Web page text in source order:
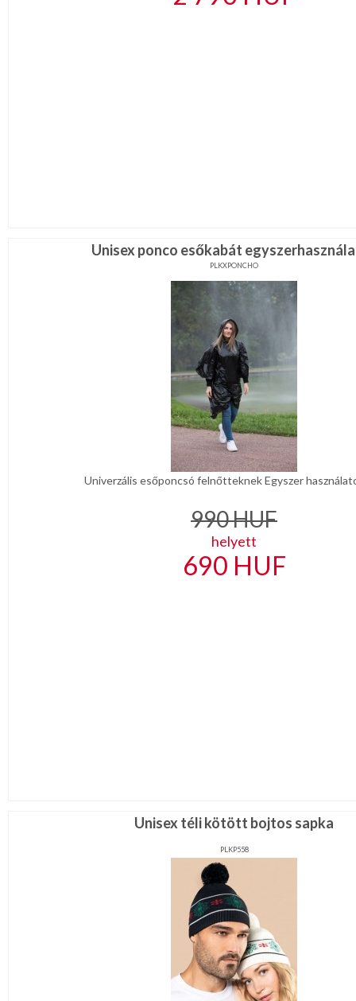
Unisex ponco esőkabát
PLKXPONCHO
Univerzális esőponcsó felnőtteknek Egyszer
990HUF
helyett
690 HUF
Unisex téli kötött bojtos sapka
PLKP558